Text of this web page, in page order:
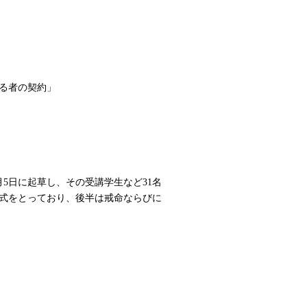
者の契約」
日に起草し、その受講学生など31名
をとっており、後半は戒命ならびに